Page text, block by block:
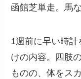
函館芝単走。馬
1週前に早い時
けの内容。四肢
ものの、体をス